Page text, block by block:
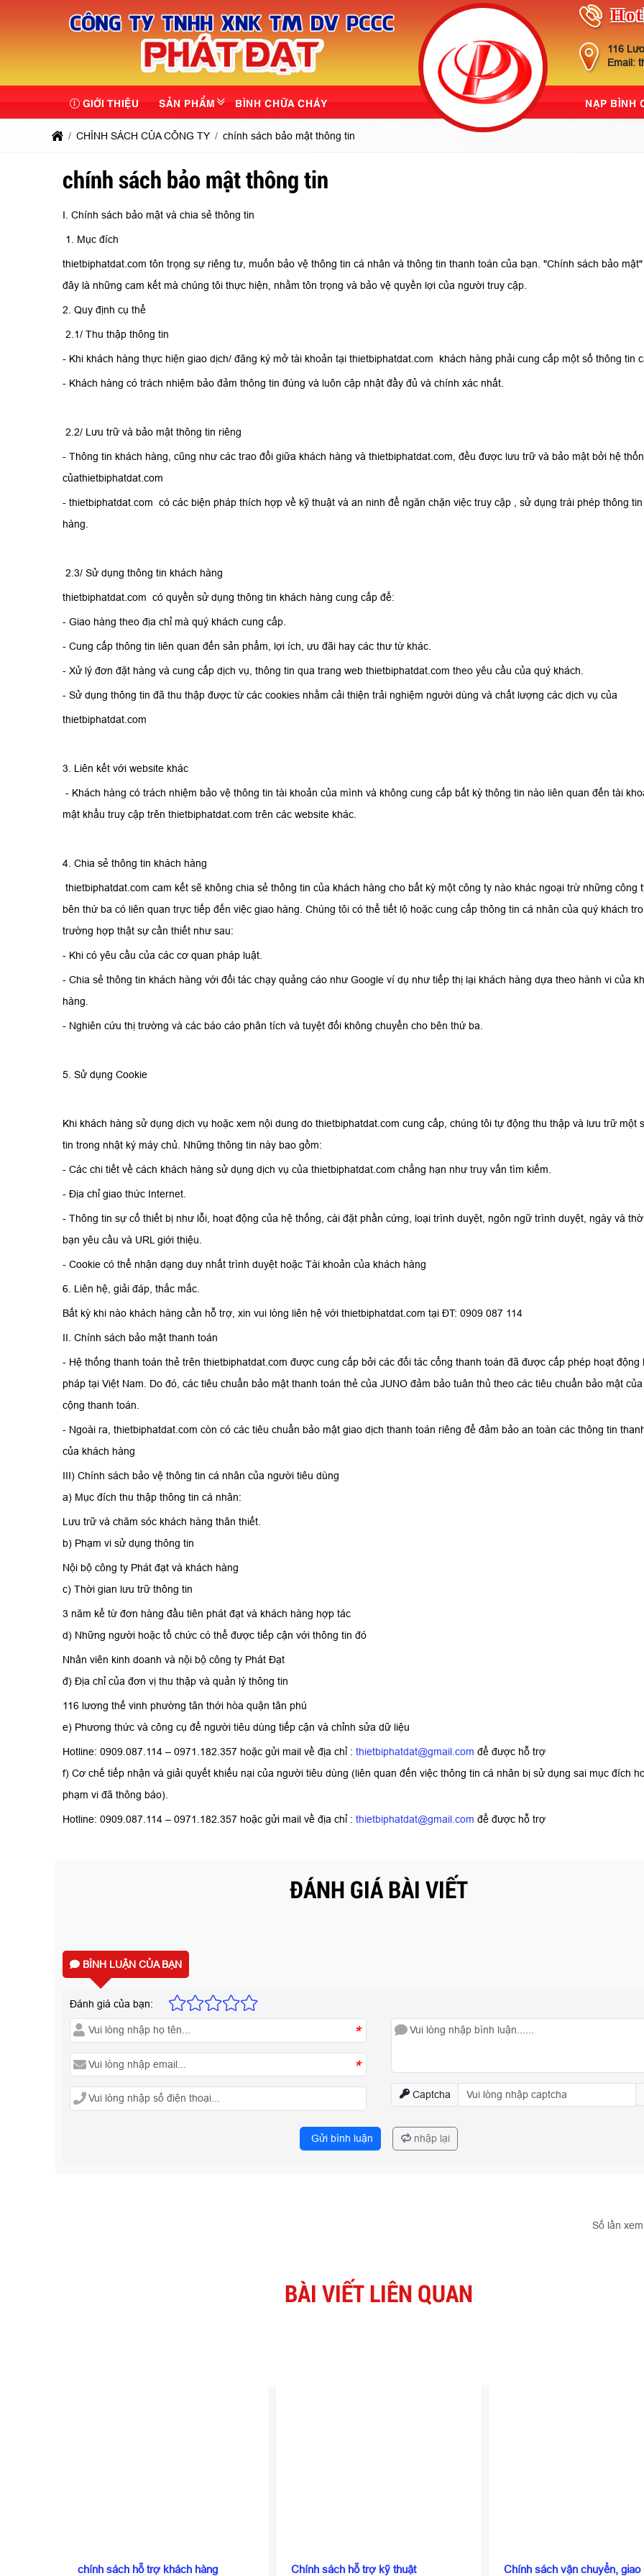
116
Email:
GIỚI THIỆU SẢN PHẨM BÌNH CHỮA CHÁY NẠP BÌNH
CHÍNH SÁCH CỦA CÔNG TY chính sách bảo mật thông tin
chính sách bảo mật thông tin
I. Chính sách bảo mật và chia sẻ thông tin
1. Mục đích
thietbiphatdat.com tôn trọng sự riêng tư, muốn bảo vệ thông tin cá nhân và thông tin thanh toán của bạn. "Chính sách bảo
đây là những cam kết mà chúng tôi thực hiện, nhằm tôn trọng và bảo vệ quyền lợi của người truy cập.
2. Quy định cụ thể
2.1/ Thu thập thông tin
- Khi khách hàng thực hiện giao dịch/ đăng ký mở tài khoản tại thietbiphatdat.com khách hàng phải cung cấp một số thông tin
- Khách hàng có trách nhiệm bảo đảm thông tin đúng và luôn cập nhật đầy đủ và chính xác nhất.
2.2/ Lưu trữ và bảo mật thông tin riêng
- Thông tin khách hàng, cũng như các trao đổi giữa khách hàng và thietbiphatdat.com, đều được lưu trữ và bảo mật bởi hệ
củathietbiphatdat.com
- thietbiphatdat.com có các biện pháp thích hợp về kỹ thuật và an ninh để ngăn chặn việc truy cập , sử dụng trái phép thông
hàng.
2.3/ Sử dụng thông tin khách hàng
thietbiphatdat.com có quyền sử dụng thông tin khách hàng cung cấp để:
- Giao hàng theo địa chỉ mà quý khách cung cấp.
- Cung cấp thông tin liên quan đến sản phẩm, lợi ích, ưu đãi hay các thư từ khác.
- Xử lý đơn đặt hàng và cung cấp dịch vụ, thông tin qua trang web thietbiphatdat.com theo yêu cầu của quý khách.
- Sử dụng thông tin đã thu thập được từ các cookies nhằm cải thiện trải nghiệm người dùng và chất lượng các dịch vụ của
thietbiphatdat.com
3. Liên kết với website khác
- Khách hàng có trách nhiệm bảo vệ thông tin tài khoản của mình và không cung cấp bất kỳ thông tin nào liên quan đến tài
mật khẩu truy cập trên thietbiphatdat.com trên các website khác.
4. Chia sẻ thông tin khách hàng
thietbiphatdat.com cam kết sẽ không chia sẻ thông tin của khách hàng cho bất kỳ một công ty nào khác ngoại trừ những công
bên thứ ba có liên quan trực tiếp đến việc giao hàng. Chúng tôi có thể tiết lộ hoặc cung cấp thông tin cá nhân của quý khách
trường hợp thật sự cần thiết như sau:
- Khi có yêu cầu của các cơ quan pháp luật.
- Chia sẻ thông tin khách hàng với đối tác chạy quảng cáo như Google ví dụ như tiếp thị lại khách hàng dựa theo hành vi của
hàng.
- Nghiên cứu thị trường và các báo cáo phân tích và tuyệt đối không chuyển cho bên thứ ba.
5. Sử dụng Cookie
Khi khách hàng sử dụng dịch vụ hoặc xem nội dung do thietbiphatdat.com cung cấp, chúng tôi tự động thu thập và lưu trữ một
tin trong nhật ký máy chủ. Những thông tin này bao gồm:
- Các chi tiết về cách khách hàng sử dụng dịch vụ của thietbiphatdat.com chẳng hạn như truy vấn tìm kiếm.
- Địa chỉ giao thức Internet.
- Thông tin sự cố thiết bị như lỗi, hoạt động của hệ thống, cài đặt phần cứng, loại trình duyệt, ngôn ngữ trình duyệt, ngày và
bạn yêu cầu và URL giới thiệu.
- Cookie có thể nhận dạng duy nhất trình duyệt hoặc Tài khoản của khách hàng
6. Liên hệ, giải đáp, thắc mắc.
Bất kỳ khi nào khách hàng cần hỗ trợ, xin vui lòng liên hệ với thietbiphatdat.com tại ĐT: 0909 087 114
II. Chính sách bảo mật thanh toán
- Hệ thống thanh toán thẻ trên thietbiphatdat.com được cung cấp bởi các đối tác cổng thanh toán đã được cấp phép hoạt động
pháp tại Việt Nam. Do đó, các tiêu chuẩn bảo mật thanh toán thẻ của JUNO đảm bảo tuân thủ theo các tiêu chuẩn bảo mật
cộng thanh toán.
- Ngoài ra, thietbiphatdat.com còn có các tiêu chuẩn bảo mật giao dịch thanh toán riêng để đảm bảo an toàn các thông tin
của khách hàng
III) Chính sách bảo vệ thông tin cá nhân của người tiêu dùng
a) Mục đích thu thập thông tin cá nhân:
Lưu trữ và chăm sóc khách hàng thân thiết.
b) Phạm vi sử dụng thông tin
Nội bộ công ty Phát đạt và khách hàng
c) Thời gian lưu trữ thông tin
3 năm kể từ đơn hàng đầu tiên phát đạt và khách hàng hợp tác
d) Những người hoặc tổ chức có thể được tiếp cận với thông tin đó
Nhân viên kinh doanh và nội bộ công ty Phát Đạt
đ) Địa chỉ của đơn vị thu thập và quản lý thông tin
116 lương thế vinh phường tân thới hòa quận tân phú
e) Phương thức và công cụ để người tiêu dùng tiếp cận và chỉnh sửa dữ liệu
Hotline: 0909.087.114 – 0971.182.357 hoặc gửi mail về địa chỉ : thietbiphatdat@gmail.com để được hỗ trợ
f) Cơ chế tiếp nhận và giải quyết khiếu nại của người tiêu dùng (liên quan đến việc thông tin cá nhân bị sử dụng sai mục đích
phạm vi đã thông báo).
Hotline: 0909.087.114 – 0971.182.357 hoặc gửi mail về địa chỉ : thietbiphatdat@gmail.com để được hỗ trợ
ĐÁNH GIÁ BÀI VIẾT
BÌNH LUẬN CỦA BẠN
Đánh giá của bạn:
*
*
Captcha
Gửi bình luận nhập lại
Số lần
BÀI VIẾT LIÊN QUAN
chính sách hỗ trợ khách hàng Chính sách hỗ trợ kỹ thuật Chính sách vận chuyển, giao